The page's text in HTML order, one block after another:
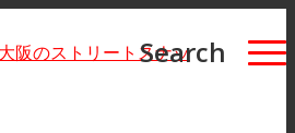
Search